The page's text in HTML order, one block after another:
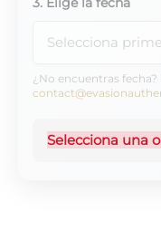
¿No encuentras fecha?
Selecciona una